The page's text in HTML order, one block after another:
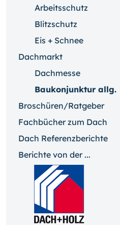
Arbeitsschutz
Blitzschutz
Eis + Schnee
Dachmarkt
Dachmesse
Baukonjunktur allg.
Broschüren/Ratgeber
Fachbücher zum Dach
Dach Referenzberichte
Berichte von der ...